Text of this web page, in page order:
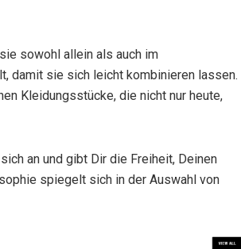
sowohl allein als auch im
damit sie sich leicht kombinieren lassen.
Kleidungsstücke, die nicht nur heute,
an und gibt Dir die Freiheit, Deinen
spiegelt sich in der Auswahl von